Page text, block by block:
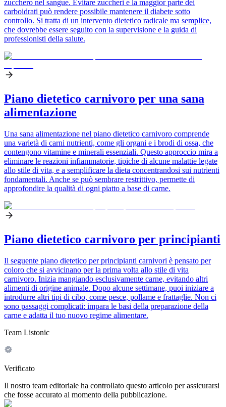
zucchero nel sangue. Evitare zuccheri e la maggior parte dei
carboidrati può rendere possibile mantenere il diabete sotto
controllo. Si tratta di un intervento dietetico radicale ma semplice,
che dovrebbe essere seguito con la supervisione e la guida di
professionisti della salute.
Piano dietetico carnivoro per una sana
alimentazione
Una sana alimentazione nel piano dietetico carnivoro comprende
una varietà di carni nutrienti, come gli organi e i brodi di ossa, che
contengono vitamine e minerali essenziali. Questo approccio mira a
eliminare le reazioni infiammatorie, tipiche di alcune malattie legate
allo stile di vita, e a semplificare la dieta concentrandosi sui nutrienti
fondamentali. Anche se può sembrare restrittivo, permette di
approfondire la qualità di ogni piatto a base di carne.
Piano dietetico carnivoro per principianti
Il seguente piano dietetico per principianti carnivori è pensato per
coloro che si avvicinano per la prima volta allo stile di vita
carnivoro. Inizia mangiando esclusivamente carne, evitando altri
alimenti di origine animale. Dopo alcune settimane, puoi iniziare a
introdurre altri tipi di cibo, come pesce, pollame e frattaglie. Non ci
sono passaggi complicati: impara le basi della preparazione della
carne e adatta il tuo nuovo regime alimentare.
Team Listonic
Verificato
Il nostro team editoriale ha controllato questo articolo per assicurarsi
che fosse accurato al momento della pubblicazione.